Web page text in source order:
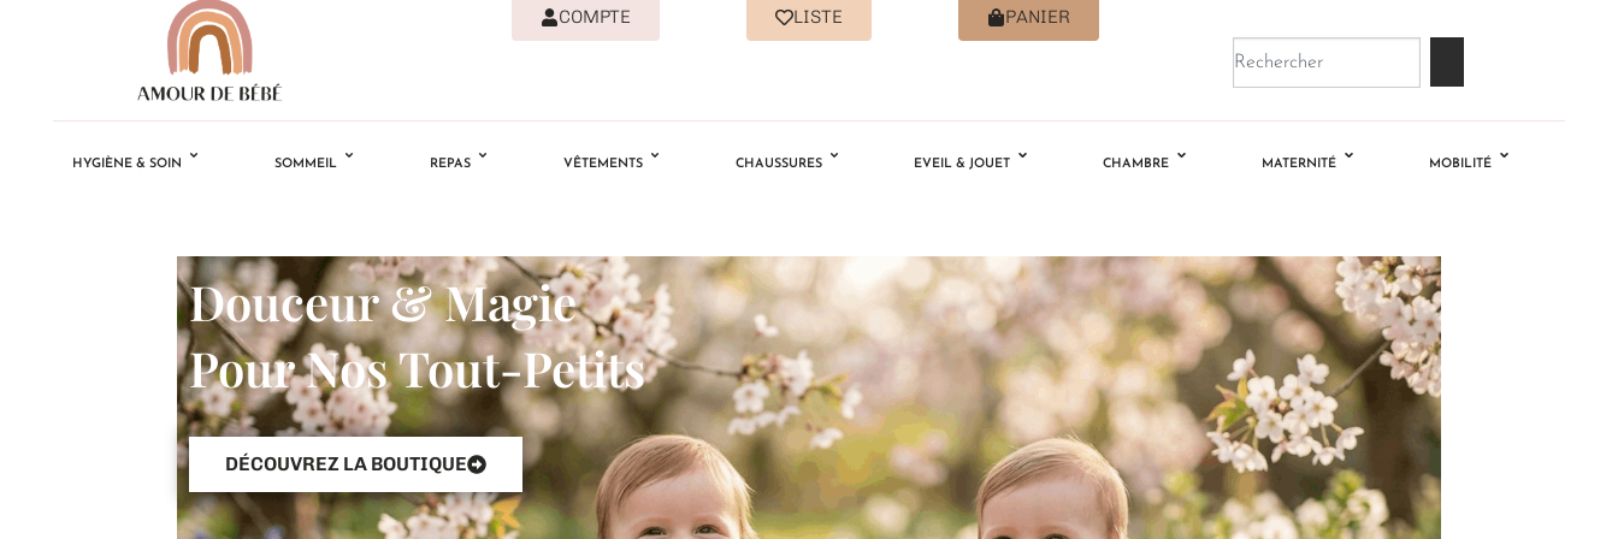
COMPTE LISTE PANIER
HYGIÈNE & SOIN SOMMEIL REPAS VÊTEMENTS CHAUSSURES EVEIL & JOUET CHAMBRE MATERNITÉ MOBILITÉ
Douceur & Magie
Pour Nos Tout-Petits
DÉCOUVREZ LA BOUTIQUE